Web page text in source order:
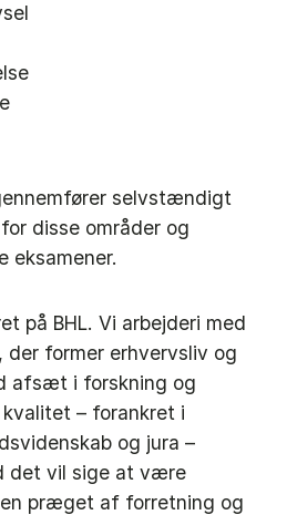
selvstændigt
disse områder og
eksamener.
på BHL. Vi arbejderi med
der former erhvervsliv og
afsæt i forskning og
– forankret i
og jura –
det vil sige at være
præget af forretning og